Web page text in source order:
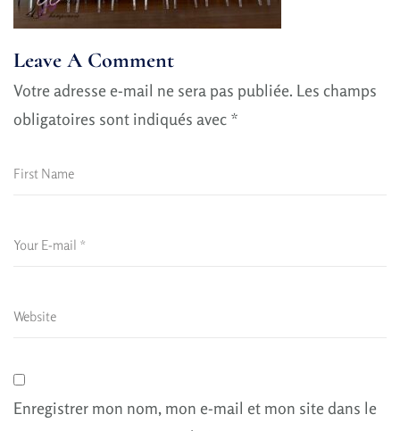
Leave A Comment
Votre adresse e-mail ne sera pas publiée. Les champs
obligatoires sont indiqués avec *
Enregistrer mon nom, mon e-mail et mon site dans le